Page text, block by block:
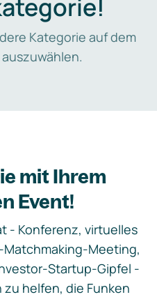
Kategorie auf dem
auszuwählen.
mit Ihrem
Event!
- Konferenz, virtuelles
Matchmaking-Meeting,
Startup-Gipfel -
zu helfen, die Funken